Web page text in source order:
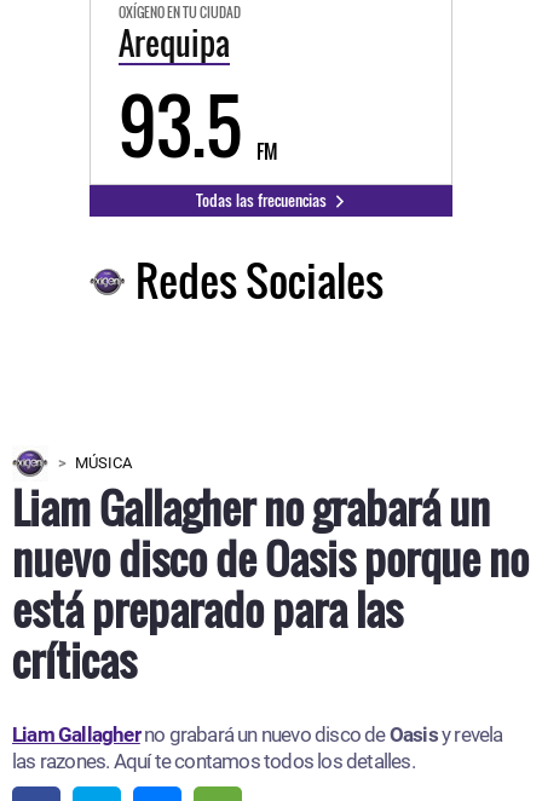
OXÍGENO EN TU CIUDAD
Arequipa
93.5 FM
Todas las frecuencias
Redes Sociales
MÚSICA
Liam Gallagher no grabará un
nuevo disco de Oasis porque no
está preparado para las
críticas
Liam Gallagherno grabará un nuevo disco deOasisy revela
las razones. Aquí te contamos todos los detalles.